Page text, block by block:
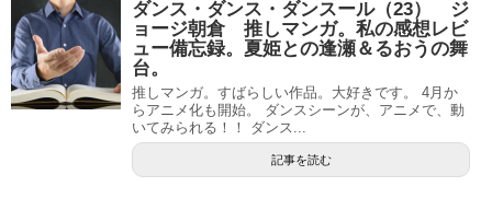
ダンス・ダンス・ダンスール（23） ジ
ョージ朝倉 推しマンガ。私の感想レビ
ュー備忘録。夏姫との逢瀬＆るおうの舞
台。
推しマンガ。すばらしい作品。大好きです。 4月か
らアニメ化も開始。 ダンスシーンが、アニメで、動
いてみられる！！ ダンス...
記事を読む